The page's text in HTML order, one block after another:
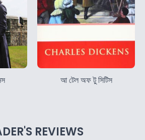
আ টেল অফ টু সিটিস
REVIEWS